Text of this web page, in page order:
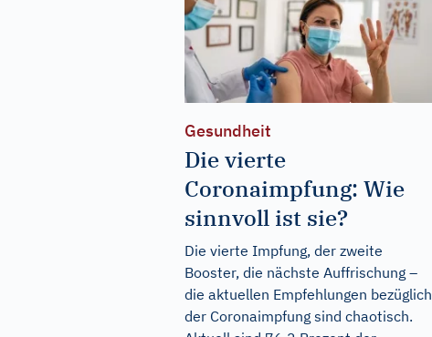
Gesundheit
Die vierte
Coronaimpfung: Wie
sinnvoll ist sie?
Die vierte Impfung, der zweite
Booster, die nächste Auffrischung –
die aktuellen Empfehlungen bezüglich
der Coronaimpfung sind chaotisch.